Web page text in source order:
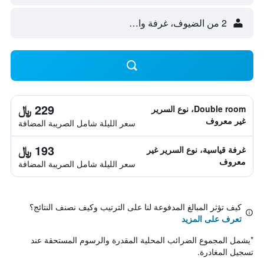
2 من الضيوف، غرفة واحدة
Double room، نوع السرير
غير معروف
229 ﷼
سعر الليلة شامل الصريبة المضافة
غرفة قياسية، نوع السرير غير
معروف
193 ﷼
سعر الليلة شامل الصريبة المضافة
كيف تؤثر المبالغ المدفوعة لنا على الترتيب وكيف نصنف النتائج؟
تعرف على المزيد
*يشمل المجموع الضرائب المحلية المقدرة والرسوم المستحقة عند
تسجيل المغادرة.